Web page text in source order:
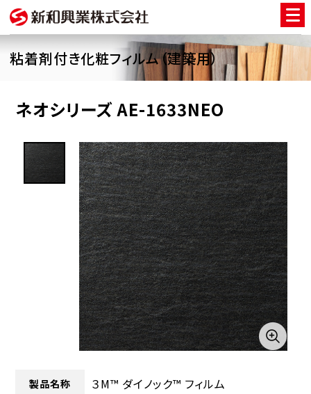
粘着剤付き化粧フィルム（建築用）
ネオシリーズ AE-1633NEO
製品名称 ３M™ ダイノック™ フィルム